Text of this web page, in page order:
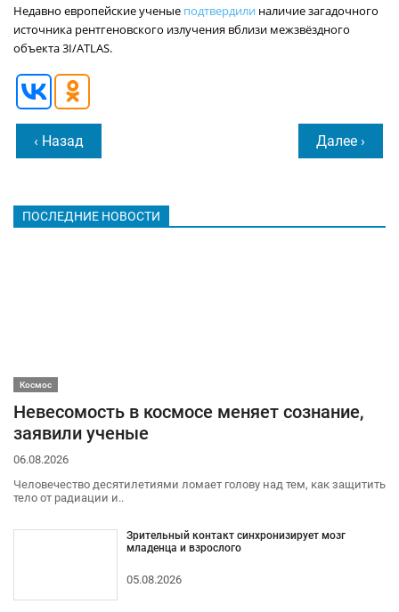
Недавно европейские ученые подтвердили наличие загадочного
источника рентгеновского излучения вблизи межзвёздного
объекта 3I/ATLAS.
‹ Назад Далее ›
ПОСЛЕДНИЕ НОВОСТИ
Космос
Невесомость в космосе меняет сознание,
заявили ученые
06.08.2026
Человечество десятилетиями ломает голову над тем, как защитить
тело от радиации и..
Зрительный контакт синхронизирует мозг
младенца и взрослого
05.08.2026